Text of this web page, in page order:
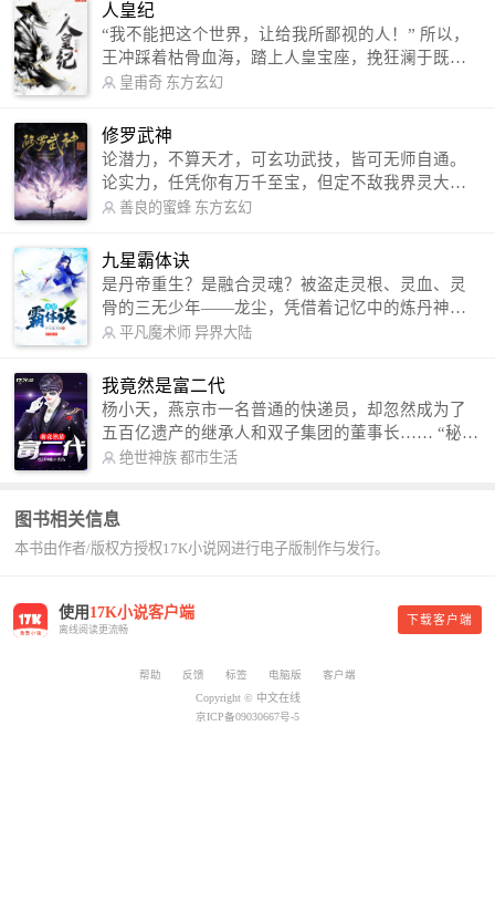
人皇纪
“我不能把这个世界，让给我所鄙视的人！” 所以，
王冲踩着枯骨血海，踏上人皇宝座，挽狂澜于既
倒，扶大厦之将倾，成就了一段无上的传说！ 微信
微博：皇甫奇（地址：http://weibo.com/u/25284575
87） QQ交流群：320238210【普通群】 574501330
【VIP订阅群】 欢迎大家关注。
皇甫奇 东方玄幻
修罗武神
论潜力，不算天才，可玄功武技，皆可无师自通。
论实力，任凭你有万千至宝，但定不敌我界灵大
军。 我是谁？天下众生视我为修罗，却不知，我以
信公众号：善良的蜜蜂后援会）
善良的蜜蜂 东方玄幻
九星霸体诀
是丹帝重生？是融合灵魂？被盗走灵根、灵血、灵
骨的三无少年——龙尘，凭借着记忆中的炼丹神
术，修行神秘功法九星霸体诀，拨开重重迷雾，解
勾搭各色美女，镇压恶鬼邪神。 江湖传闻：龙
尘一到，地吼天啸。龙尘一出，鬼泣神哭。 本
故事纯属虚构，如有雷同，那就是真事儿，想要对
号入座，抓紧时间进群：487963015 微信公众号：
平凡魔术师,或者搜索：pingfanmoshushi1982,公众
平凡魔术师 异界大陆
我竟然是富二代
杨小天，燕京市一名普通的快递员，却忽然成为了
五百亿遗产的继承人和双子集团的董事长…… “秘
书，给我定制一套百亿富翁的吃喝住行标准！” “好
呢？” “回杨总，开车太堵，已经给你安排了直升
机。” 从此，开启杨小天的百亿富翁之旅，只有他不
绝世神族 都市生活
图书相关信息
本书由作者/版权方授权17K小说网进行电子版制作与发行。
使用 17K小说客户端
离线阅读更流畅
下载客户端
帮助 反馈 标签 电脑版
客户端
Copyright © 中文在线
京ICP备09030667号-5